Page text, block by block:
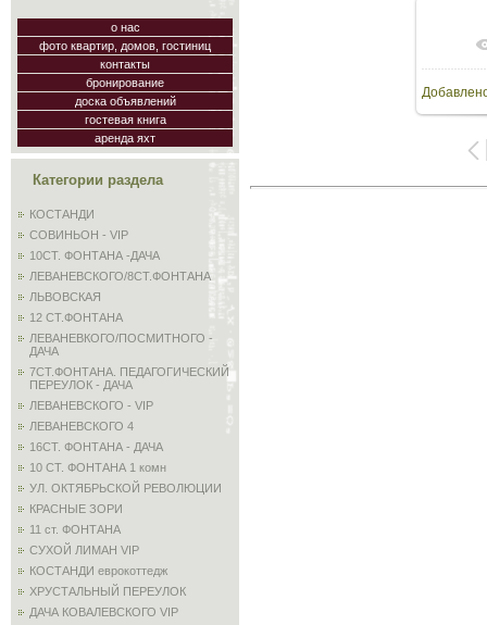
о нас
фото квартир, домов, гостиниц
контакты
бронирование
доска объявлений
гостевая книга
аренда яхт
Категории раздела
КОСТАНДИ
СОВИНЬОН - VIP
10СТ. ФОНТАНА -ДАЧА
ЛЕВАНЕВСКОГО/8СТ.ФОНТАНА
ЛЬВОВСКАЯ
12 СТ.ФОНТАНА
ЛЕВАНЕВКОГО/ПОСМИТНОГО -
ДАЧА
7СТ.ФОНТАНА. ПЕДАГОГИЧЕСКИЙ
ПЕРЕУЛОК - ДАЧА
ЛЕВАНЕВСКОГО - VIP
ЛЕВАНЕВСКОГО 4
16СТ. ФОНТАНА - ДАЧА
10 СТ. ФОНТАНА 1 комн
УЛ. ОКТЯБРЬСКОЙ РЕВОЛЮЦИИ
КРАСНЫЕ ЗОРИ
11 ст. ФОНТАНА
СУХОЙ ЛИМАН VIP
КОСТАНДИ еврокоттедж
ХРУСТАЛЬНЫЙ ПЕРЕУЛОК
ДАЧА КОВАЛЕВСКОГО VIP